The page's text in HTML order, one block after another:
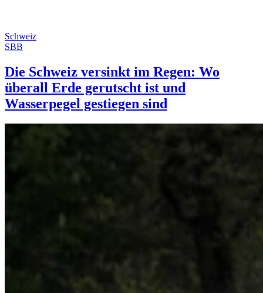
Schweiz
SBB
Die Schweiz versinkt im Regen: Wo
überall Erde gerutscht ist und
Wasserpegel gestiegen sind